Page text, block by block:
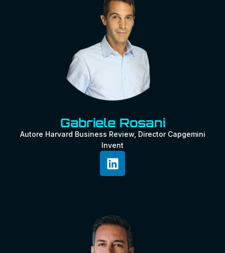
Gabriele Rosani
Autore Harvard Business Review, Director Capgemini
Invent